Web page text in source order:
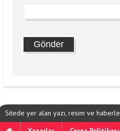
Sitede yer alan yazı, resim ve